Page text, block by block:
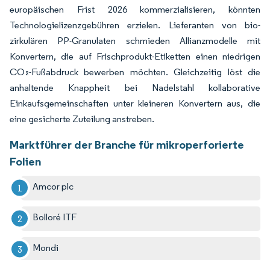
europäischen Frist 2026 kommerzialisieren, könnten
Technologielizenzgebühren erzielen. Lieferanten von bio-
zirkulären PP-Granulaten schmieden Allianzmodelle mit
Konvertern, die auf Frischprodukt-Etiketten einen niedrigen
CO₂-Fußabdruck bewerben möchten. Gleichzeitig löst die
anhaltende Knappheit bei Nadelstahl kollaborative
Einkaufsgemeinschaften unter kleineren Konvertern aus, die
eine gesicherte Zuteilung anstreben.
Marktführer der Branche für mikroperforierte
Folien
Amcor plc
Bolloré ITF
Mondi